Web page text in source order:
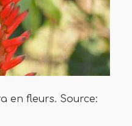
en fleurs. Source: